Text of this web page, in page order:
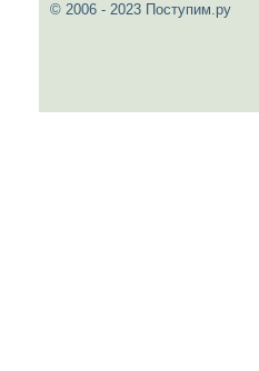
© 2006 - 2023 Поступим.ру